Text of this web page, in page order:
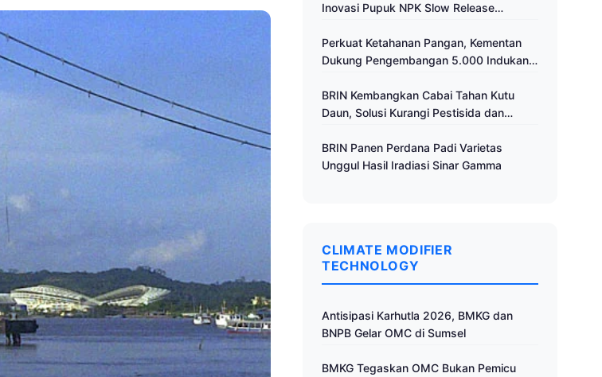
Inovasi Pupuk NPK Slow Release
Perkuat Ketahanan Pangan, Kementan
Dukung Pengembangan 5.000 Indukan
BRIN Kembangkan Cabai Tahan Kutu
Daun, Solusi Kurangi Pestisida dan
BRIN Panen Perdana Padi Varietas
Unggul Hasil Iradiasi Sinar Gamma
CLIMATE MODIFIER
TECHNOLOGY
Antisipasi Karhutla 2026, BMKG dan
BNPB Gelar OMC di Sumsel
BMKG Tegaskan OMC Bukan Pemicu